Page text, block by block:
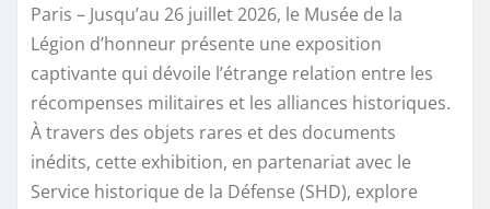
Paris – Jusqu’au 26 juillet 2026, le Musée de la
Légion d’honneur présente une exposition
captivante qui dévoile l’étrange relation entre les
récompenses militaires et les alliances historiques.
À travers des objets rares et des documents
inédits, cette exhibition, en partenariat avec le
Service historique de la Défense (SHD), explore